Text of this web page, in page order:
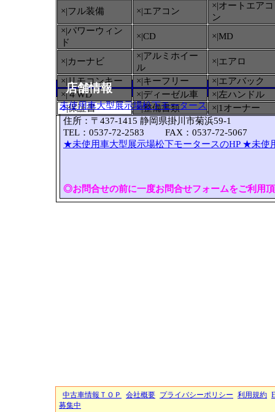
×|フル装備
×|エアコン
×|オートエアコ
ン
×|パワーウィン
ド
×|CD ×|MD
×|カーナビ
×|アルミホイー
ル
×|エアロ
×|リモコンキー
×|キーフリー
×|エアバック
×|４WD
×|ディーゼル車
×|左ハンドル
○|保証書 ×|整備書類 ×|1オーナー
店舗情報
未使用車大型展示場松下モータース
住所：〒437-1415 静岡県掛川市菊浜59-1
TEL：0537-72-2583 FAX：0537-72-5067
★未使用車大型展示場松下モータースのHP ★未使
◎お問合せの前に一度お問合せフォームをご利用
中古車情報ＴＯＰ 会社概要 プライバシーポリシー 利用規約
募集中